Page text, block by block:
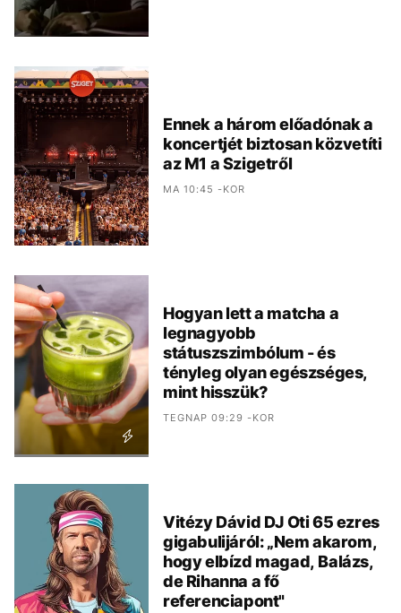
Ennek a három előadónak a
koncertjét biztosan közvetíti
az M1 a Szigetről
MA 10:45 -KOR
Hogyan lett a matcha a
legnagyobb
státuszszimbólum - és
tényleg olyan egészséges,
mint hisszük?
TEGNAP 09:29 -KOR
Vitézy Dávid DJ Oti 65 ezres
gigabulijáról: „Nem akarom,
hogy elbízd magad, Balázs,
de Rihanna a fő
referenciapont"